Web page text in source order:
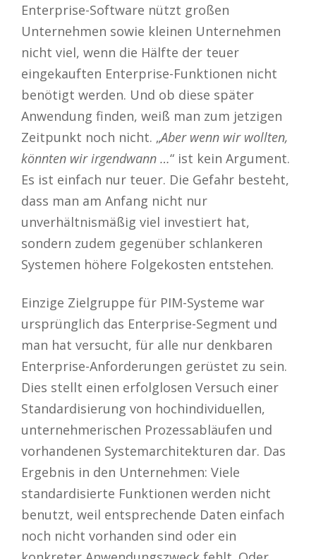
Enterprise-Software nützt großen
Unternehmen sowie kleinen Unternehmen
nicht viel, wenn die Hälfte der teuer
eingekauften Enterprise-Funktionen nicht
benötigt werden. Und ob diese später
Anwendung finden, weiß man zum jetzigen
Zeitpunkt noch nicht. „Aber wenn wir wollten,
könnten wir irgendwann …“ ist kein Argument.
Es ist einfach nur teuer. Die Gefahr besteht,
dass man am Anfang nicht nur
unverhältnismäßig viel investiert hat,
sondern zudem gegenüber schlankeren
Systemen höhere Folgekosten entstehen.
Einzige Zielgruppe für PIM-Systeme war
ursprünglich das Enterprise-Segment und
man hat versucht, für alle nur denkbaren
Enterprise-Anforderungen gerüstet zu sein.
Dies stellt einen erfolglosen Versuch einer
Standardisierung von hochindividuellen,
unternehmerischen Prozessabläufen und
vorhandenen Systemarchitekturen dar. Das
Ergebnis in den Unternehmen: Viele
standardisierte Funktionen werden nicht
benutzt, weil entsprechende Daten einfach
noch nicht vorhanden sind oder ein